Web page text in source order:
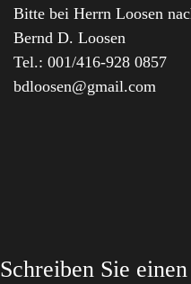
Bitte bei Herrn Loosen
Bernd D. Loosen
Tel.: 001/416-928 0857
bdloosen@gmail.com
Schreiben Sie